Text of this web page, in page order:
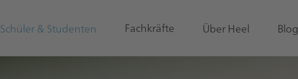
Schüler & Studenten Fachkräfte Über Heel Blog